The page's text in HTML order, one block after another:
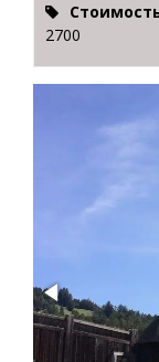
2700